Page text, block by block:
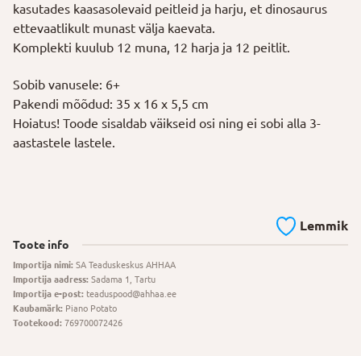
kasutades kaasasolevaid peitleid ja harju, et dinosaurus
ettevaatlikult munast välja kaevata.
Komplekti kuulub 12 muna, 12 harja ja 12 peitlit.
Sobib vanusele: 6+
Pakendi mõõdud: 35 x 16 x 5,5 cm
Hoiatus! Toode sisaldab väikseid osi ning ei sobi alla 3-
aastastele lastele.
Lemmik
Toote info
Importija nimi: SA Teaduskeskus AHHAA
Importija aadress: Sadama 1, Tartu
Importija e-post: teaduspood@ahhaa.ee
Kaubamärk: Piano Potato
Tootekood: 769700072426